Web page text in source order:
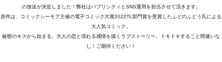
MEMBER
CONTACT
の放送が決定しました！弊社はパブリシティとSNS運用を担当させて頂きます。
原作は、コミックシーモア主催の電子コミック大賞2022TL部門賞を受賞したふどのふどう氏による
大人気コミック。
秘密のキスから始まる、大人の恋と揺れる感情を描くラブストーリー。ドキドキすること間違いな
し！ご期待ください！